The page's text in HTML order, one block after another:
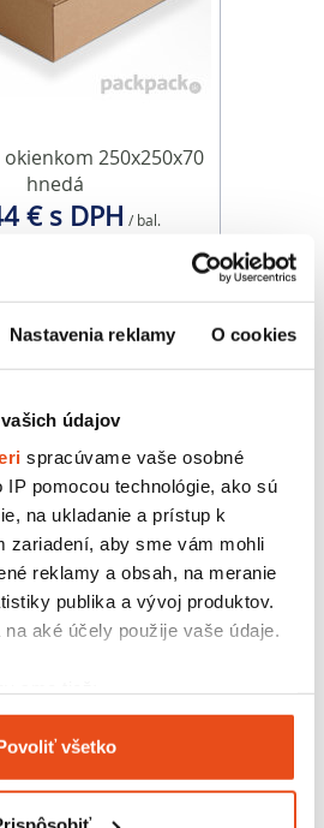
Nastavenia reklamy O cookies
údajov
spracúvame vaše osobné
IP pomocou technológie, ako sú
na ukladanie a prístup k
zariadení, aby sme vám mohli
reklamy a obsah, na meranie
publika a vývoj produktov.
aké účely použije vaše údaje.
o vašej geografickej
na niekoľko metrov
zariadenie aktívnym
všetko
250x250x70
hnedá
€ s DPH / bal.
€ s DPH / bal.
€ bez DPH
25 ks v balení